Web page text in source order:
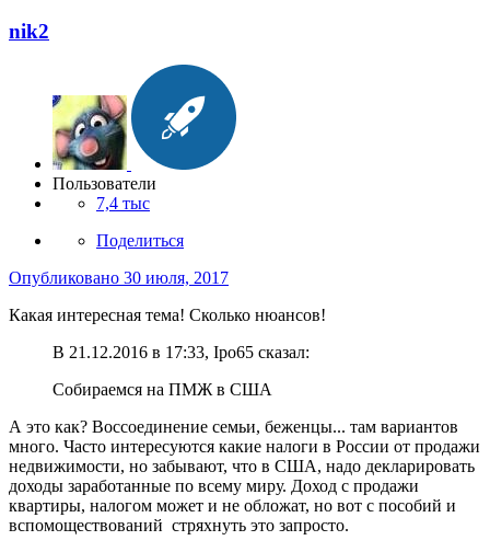
nik2
Пользователи
7,4 тыс
Поделиться
Опубликовано 30 июля, 2017
Какая интересная тема! Сколько нюансов!
В 21.12.2016 в 17:33, Ipo65 сказал:
Собираемся на ПМЖ в США
А это как? Воссоединение семьи, беженцы... там вариантов
много. Часто интересуются какие налоги в России от продажи
недвижимости, но забывают, что в США, надо декларировать
доходы заработанные по всему миру. Доход с продажи
квартиры, налогом может и не обложат, но вот с пособий и
вспомоществований стряхнуть это запросто.